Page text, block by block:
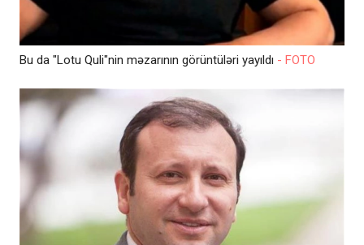
Bu da "Lotu Quli"nin məzarının görüntüləri yayıldı - FOTO